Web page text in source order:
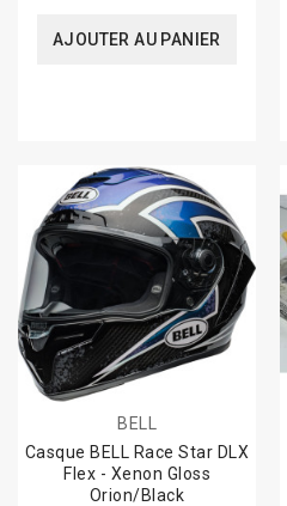
AJOUTER AU PANIER
BELL
Casque BELL Race Star DLX
Flex - Xenon Gloss
Orion/Black